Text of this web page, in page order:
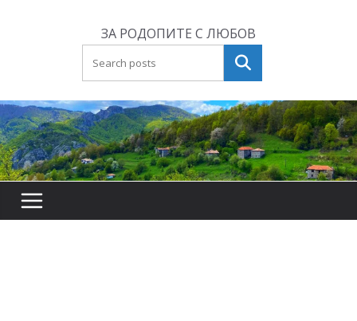
ЗА РОДОПИТЕ С ЛЮБОВ
Търсене